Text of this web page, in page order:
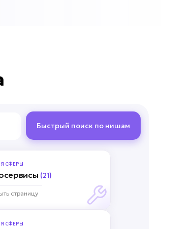
Быстрый поиск по нишам
СФЕРЫ
(21)
страницу
СФЕРЫ